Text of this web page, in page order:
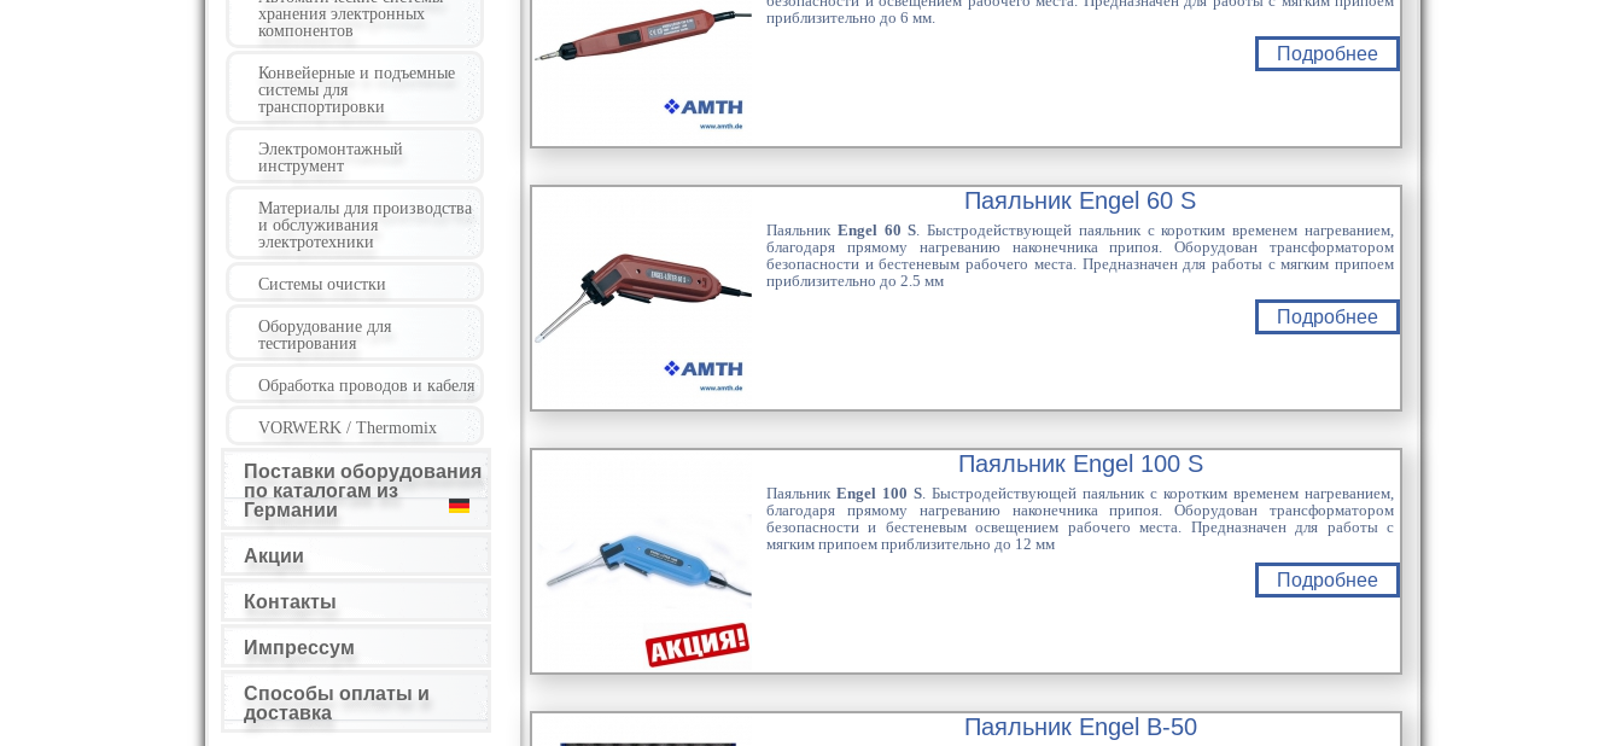
хранения электронных
компонентов
Конвейерные и подъемные
системы для
транспортировки
Электромонтажный
инструмент
Материалы для производства
и обслуживания
электротехники
Системы очистки
Оборудование для
тестирования
Обработка проводов и кабеля
VORWERK / Thermomix
Поставки оборудования
по каталогам из
Германии
Акции
Контакты
Импрессум
Способы оплаты и
доставка
приблизительно до 6 мм.
Подробнее
Паяльник Engel 60 S
Паяльник Engel 60 S. Быстродействующей паяльник с коротким временем нагреванием,
благодаря прямому нагреванию наконечника припоя. Оборудован трансформатором
безопасности и бестеневым рабочего места. Предназначен для работы с мягким припоем
приблизительно до 2.5 мм
Подробнее
Паяльник Engel 100 S
Паяльник Engel 100 S. Быстродействующей паяльник с коротким временем нагреванием,
благодаря прямому нагреванию наконечника припоя. Оборудован трансформатором
безопасности и бестеневым освещением рабочего места. Предназначен для работы с
мягким припоем приблизительно до 12 мм
Подробнее
Паяльник Engel В-50